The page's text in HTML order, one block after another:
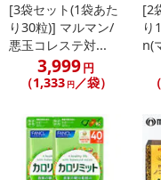
[3袋セット(1袋あた
り30粒)] マルマン/
悪玉コレステ対...
3,999円
（1,333 円／袋）
[2
り
n(